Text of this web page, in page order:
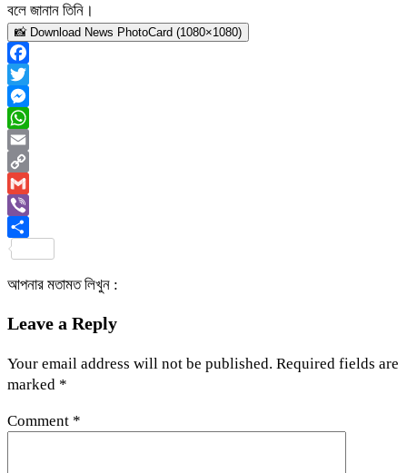
বলে জানান তিনি।
📸 Download News PhotoCard (1080×1080)
Facebook
Twitter
Messenger
WhatsApp
Email
Copy
Link
Gmail
Viber
আপনার মতামত লিখুন :
Leave a Reply
Your email address will not be published. Required fields are
marked *
Comment *